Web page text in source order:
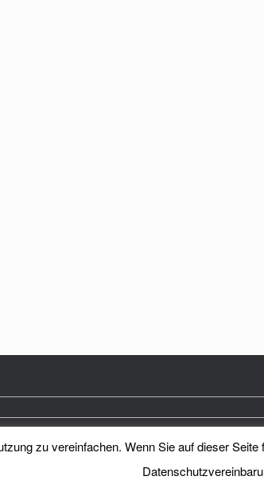
Heimatkreis Reichenberg Stadt
zu vereinfachen. Wenn Sie auf dieser